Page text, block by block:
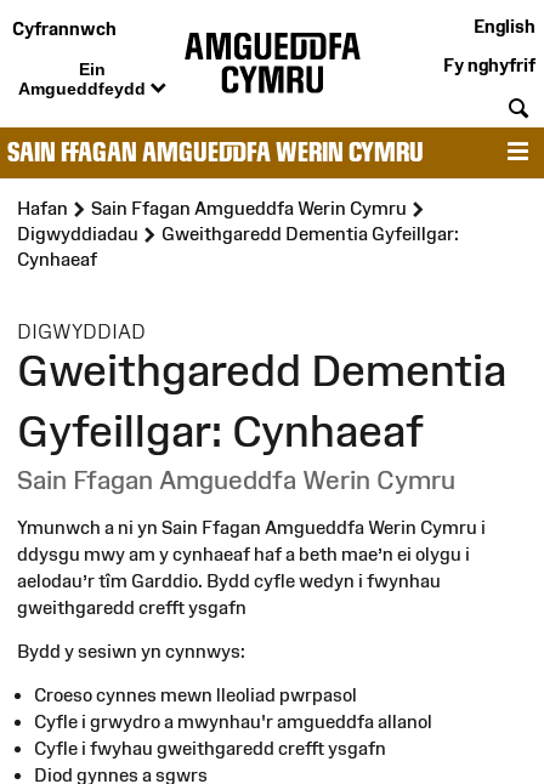
Cyfrannwch
Ein
Amgueddfeydd
English
Fy nghyfrif
SAIN FFAGAN AMGUEDDFA WERIN CYMRU
Hafan
Sain Ffagan Amgueddfa Werin Cymru
Digwyddiadau
Gweithgaredd Dementia Gyfeillgar:
Cynhaeaf
DIGWYDDIAD
Gweithgaredd Dementia
Gyfeillgar: Cynhaeaf
Sain Ffagan Amgueddfa Werin Cymru
Ymunwch a ni yn Sain Ffagan Amgueddfa Werin Cymru i
ddysgu mwy am y cynhaeaf haf a beth mae’n ei olygu i
aelodau’r tîm Garddio. Bydd cyfle wedyn i fwynhau
gweithgaredd crefft ysgafn
Bydd y sesiwn yn cynnwys:
Croeso cynnes mewn lleoliad pwrpasol
Cyfle i grwydro a mwynhau'r amgueddfa allanol
Cyfle i fwyhau gweithgaredd crefft ysgafn
Diod gynnes a sgwrs